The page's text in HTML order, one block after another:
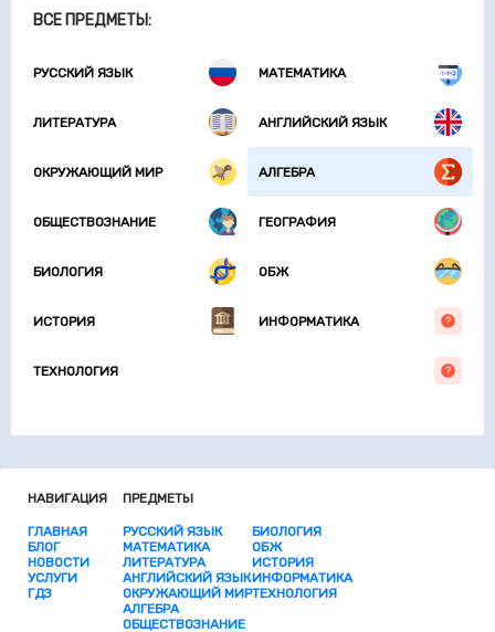
ВСЕ ПРЕДМЕТЫ:
РУССКИЙ ЯЗЫК МАТЕМАТИКА
ЛИТЕРАТУРА АНГЛИЙСКИЙ ЯЗЫК
ОКРУЖАЮЩИЙ МИР АЛГЕБРА
ОБЩЕСТВОЗНАНИЕ ГЕОГРАФИЯ
БИОЛОГИЯ ОБЖ
ИСТОРИЯ ИНФОРМАТИКА
ТЕХНОЛОГИЯ
НАВИГАЦИЯ
ГЛАВНАЯ
БЛОГ
НОВОСТИ
УСЛУГИ
ГДЗ
ПРЕДМЕТЫ
РУССКИЙ ЯЗЫК
МАТЕМАТИКА
ЛИТЕРАТУРА
АНГЛИЙСКИЙ ЯЗЫК
ОКРУЖАЮЩИЙ МИР
АЛГЕБРА
ОБЩЕСТВОЗНАНИЕ
БИОЛОГИЯ
ОБЖ
ИСТОРИЯ
ИНФОРМАТИКА
ТЕХНОЛОГИЯ